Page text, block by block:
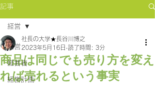
記事
経営
経営者
経営計画
経営
商品は同じでも売り方を変え
れば売れるという事実
社長の大学★長谷川博之
2023年5月16日 読了時間: 3分